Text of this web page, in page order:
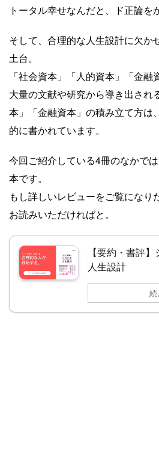
トータル幸せなんだと、ド正論を
そして、合理的な人生設計に欠か
土台。
「社会資本」「人的資本」「金融
大量の文献や研究から導き出され
本」「金融資本」の積み立て方は
的に書かれています。
今回ご紹介している4冊のなかで
本です。
もし詳しいレビューをご覧になり
お読みいただければと。
【要約・書評
人生設計
続